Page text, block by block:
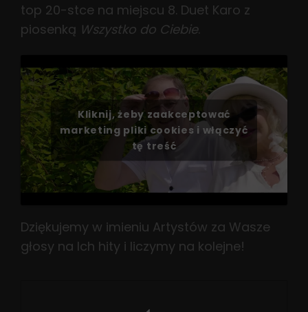
top 20-stce na miejscu 8. Duet Karo z
piosenką Wszystko do Ciebie.
Kliknij, żeby zaakceptować
marketing pliki cookies i włączyć
tę treść
Dziękujemy w imieniu Artystów za Wasze
głosy na Ich hity i liczymy na kolejne!